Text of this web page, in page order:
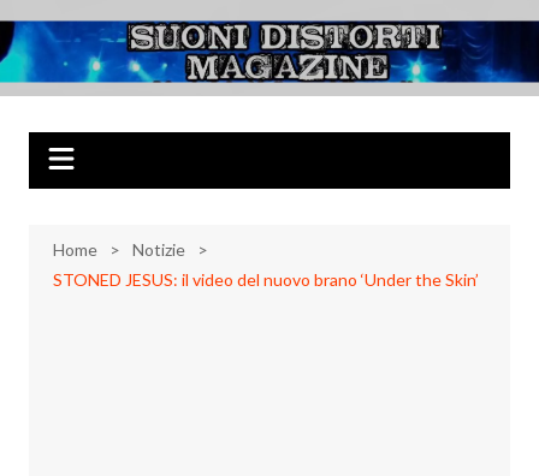
al
contenuto
Suoni Distorti
Magazine
Musica Rock, Metal, Punk e varie sonorità alternative
Home
Notizie
STONED JESUS: il video del nuovo brano ‘Under the Skin’